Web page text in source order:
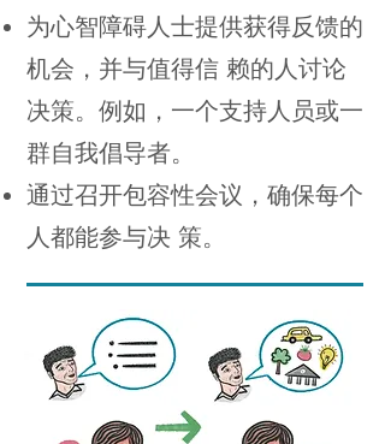
为心智障碍人士提供获得反馈的
机会，并与值得信 赖的人讨论
决策。例如，一个支持人员或一
群自我倡导者。
通过召开包容性会议，确保每个
人都能参与决 策。